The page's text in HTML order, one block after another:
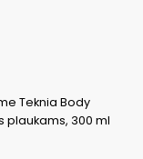
Teknia Body
plaukams, 300 ml